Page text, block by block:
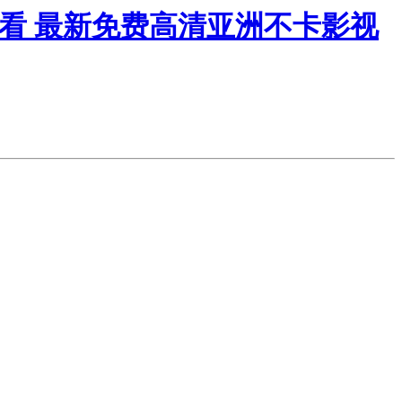
最新免费高清亚洲不卡影视